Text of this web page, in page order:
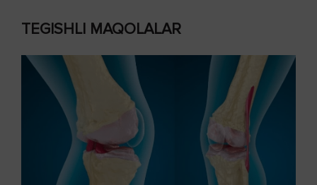
TEGISHLI MAQOLALAR